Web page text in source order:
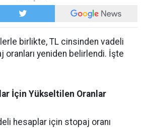
birlikte, TL cinsinden vadeli
oranları yeniden belirlendi. İşte
İçin Yükseltilen Oranlar
hesaplar için stopaj oranı